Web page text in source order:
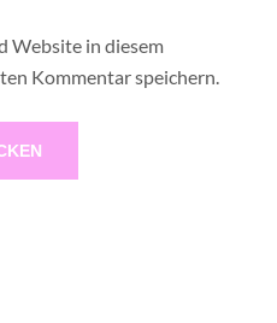
Website in diesem
Kommentar speichern.